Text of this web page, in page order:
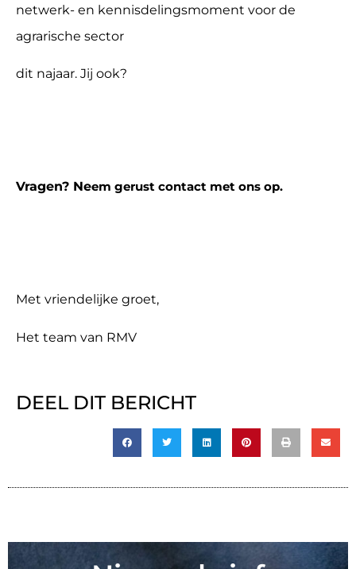
netwerk- en kennisdelingsmoment voor de
agrarische sector
dit najaar. Jij ook?
Vragen? Neem gerust contact met ons op.
Met vriendelijke groet,
Het team van RMV
DEEL DIT BERICHT